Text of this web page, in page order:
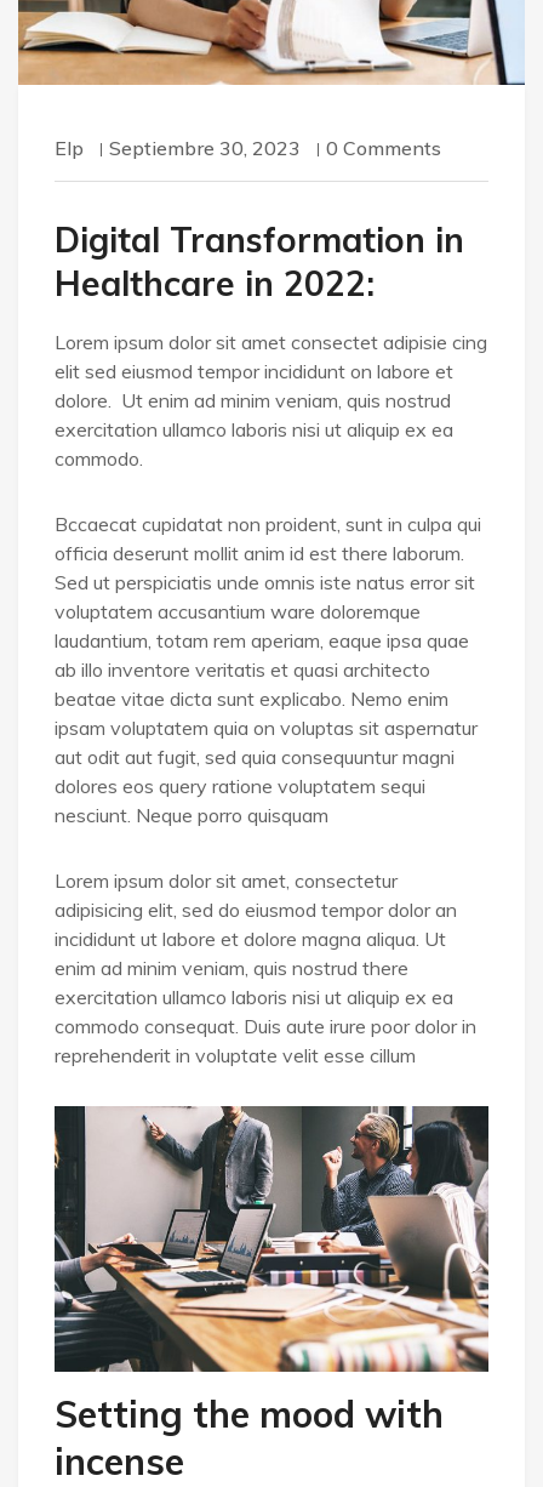
Elp Septiembre 30, 2023 0 Comments
Digital Transformation in
Healthcare in 2022:
Lorem ipsum dolor sit amet consectet adipisie cing
elit sed eiusmod tempor incididunt on labore et
dolore. Ut enim ad minim veniam, quis nostrud
exercitation ullamco laboris nisi ut aliquip ex ea
commodo.
Bccaecat cupidatat non proident, sunt in culpa qui
officia deserunt mollit anim id est there laborum.
Sed ut perspiciatis unde omnis iste natus error sit
voluptatem accusantium ware doloremque
laudantium, totam rem aperiam, eaque ipsa quae
ab illo inventore veritatis et quasi architecto
beatae vitae dicta sunt explicabo. Nemo enim
ipsam voluptatem quia on voluptas sit aspernatur
aut odit aut fugit, sed quia consequuntur magni
dolores eos query ratione voluptatem sequi
nesciunt. Neque porro quisquam
Lorem ipsum dolor sit amet, consectetur
adipisicing elit, sed do eiusmod tempor dolor an
incididunt ut labore et dolore magna aliqua. Ut
enim ad minim veniam, quis nostrud there
exercitation ullamco laboris nisi ut aliquip ex ea
commodo consequat. Duis aute irure poor dolor in
reprehenderit in voluptate velit esse cillum
Setting the mood with
incense